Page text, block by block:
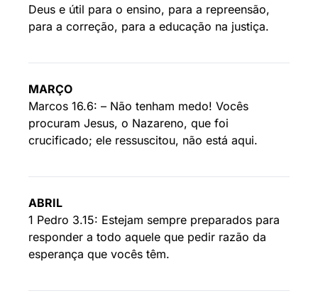
Deus e útil para o ensino, para a repreensão,
para a correção, para a educação na justiça.
MARÇO
Marcos 16.6: – Não tenham medo! Vocês
procuram Jesus, o Nazareno, que foi
crucificado; ele ressuscitou, não está aqui.
ABRIL
1 Pedro 3.15: Estejam sempre preparados para
responder a todo aquele que pedir razão da
esperança que vocês têm.